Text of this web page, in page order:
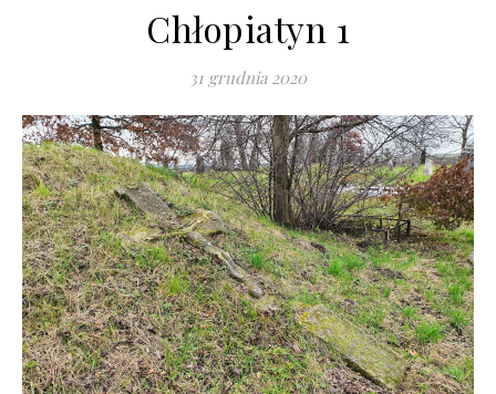
Chłopiatyn 1
31 grudnia 2020